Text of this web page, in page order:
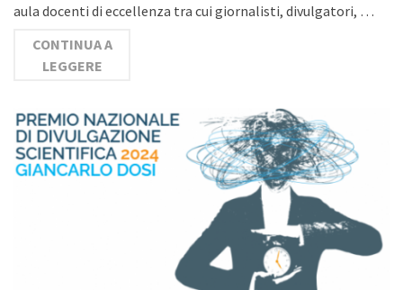
aula docenti di eccellenza tra cui giornalisti, divulgatori, …
CONTINUA A
LEGGERE